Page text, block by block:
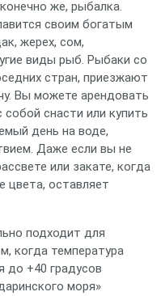
же, рыбалка.
своим богатым
жерех, сом,
виды рыб. Рыбаки со
стран, приезжают
Вы можете арендовать
снасти или купить
день на воде,
Даже если вы не
или закате, когда
цвета, оставляет
подходит для
когда температура
до +40 градусов
моря»